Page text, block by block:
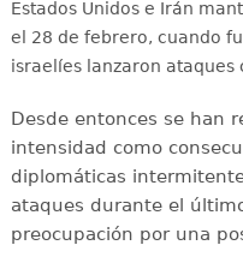
Estados Unidos e Irán
el 28 de febrero, cuando
israelíes lanzaron
Desde entonces se han
intensidad como
diplomáticas
ataques durante el
preocupación por una